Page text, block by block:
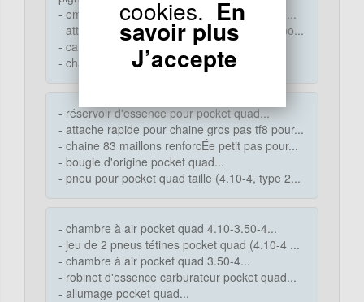
- embrayage d'origine de qualité supérieure ...
- attache rapide pour chaine petit pas pour po...
- carburateur d'origine pour pocket quads...
- chambre à air pocket quad 3.00-4...
- réservoir d'essence pour pocket quad...
- attache rapide pour chaine gros pas tf8 pour...
- chaine 83 maillons renforcÉe petit pas pour...
- bougie d'origine pocket quad...
- pneu pour pocket quad taille (4.10-4, type 2...
- chambre à air pocket quad 4.10-3.50-4...
- jeu de 2 pneus tétines pocket quad (4.10-4 ...
- chambre à air pocket quad 3.50-4...
- robinet d'essence carburateur pocket quad...
- allumage pocket quad...
cookies. En
savoir plus
J’accepte